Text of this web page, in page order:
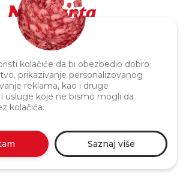
kolačiće da bi obezbedio dobro
prikazivanje personalizovanog
reklama, kao i druge
usluge koje ne bismo mogli da
kolačića.
Saznaj više
Politika privatnosti